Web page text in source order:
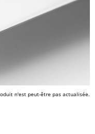
n'est peut-être pas actualisée.